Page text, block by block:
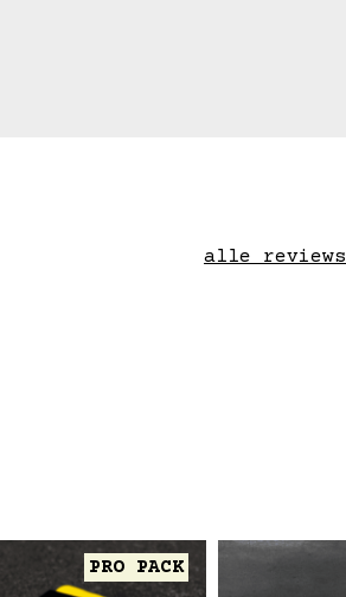
alle reviews
PRO PACK